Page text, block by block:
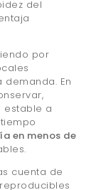
del
por
En
estable a
en menos de
cuenta de